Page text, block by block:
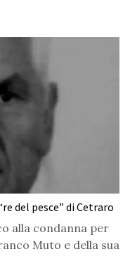
del pesce” di Cetraro
alla condanna per
Muto e della sua